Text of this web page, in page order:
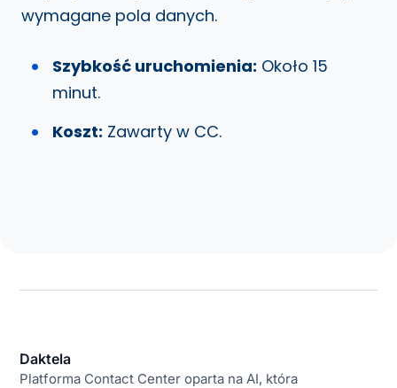
wymagane pola danych.
Szybkość uruchomienia: Około 15
minut.
Koszt: Zawarty w CC.
Daktela
Platforma Contact Center oparta na AI, która